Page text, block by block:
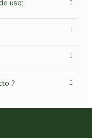
uso:
?